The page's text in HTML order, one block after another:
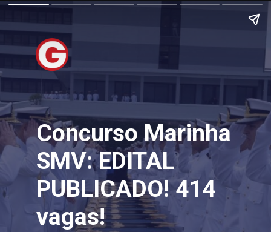
Concurso Marinha
SMV: EDITAL
PUBLICADO! 414
vagas!